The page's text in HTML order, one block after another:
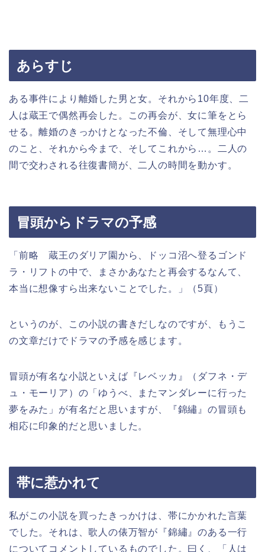
あらすじ
ある事件により離婚した男と女。それから 10年度、二
人は蔵王で偶然再会した。この再会が、女に筆をとら
せる。離婚のきっかけとなった不倫、そして無理心中
のこと、それから今まで、そしてこれから…。二人の
間で交わされる往復書簡が、二人の時間を動かす。
冒頭からドラマの予感
「前略 蔵王のダリア園から、ドッコ沼へ登るゴンド
ラ・リフトの中で、まさかあなたと再会するなんて、
本当に想像すら出来ないことでした。」（5頁）
というのが、この小説の書きだしなのですが、もうこ
の文章だけでドラマの予感を感じます。
冒頭が有名な小説といえば『レベッカ』（ダフネ・デ
ュ・モーリア）の「ゆうべ、またマンダレーに行った
夢をみた」が有名だと思いますが、『錦繡』の冒頭も
相応に印象的だと思いました。
帯に惹かれて
私がこの小説を買ったきっかけは、帯にかかれた言葉
でした。それは、歌人の俵万智が『錦繡』のある一行
についてコメントしているものでした。曰く、「人は